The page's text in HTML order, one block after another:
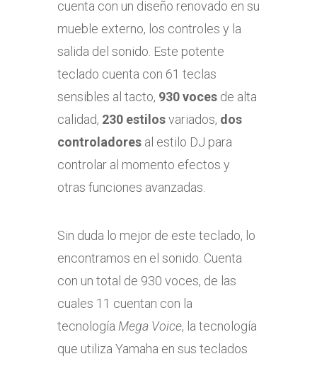
cuenta con un diseño renovado en su
mueble externo, los controles y la
salida del sonido. Este potente
teclado cuenta con 61 teclas
sensibles al tacto, 930 vocesde alta
calidad, 230 estilosvariados, dos
controladoresal estilo DJ para
controlar al momento efectos y
otras funciones avanzadas.
Sin duda lo mejor de este teclado, lo
encontramos en el sonido. Cuenta
con un total de 930 voces, de las
cuales 11 cuentan con la
tecnología Mega Voice, la tecnología
que utiliza Yamaha en sus teclados